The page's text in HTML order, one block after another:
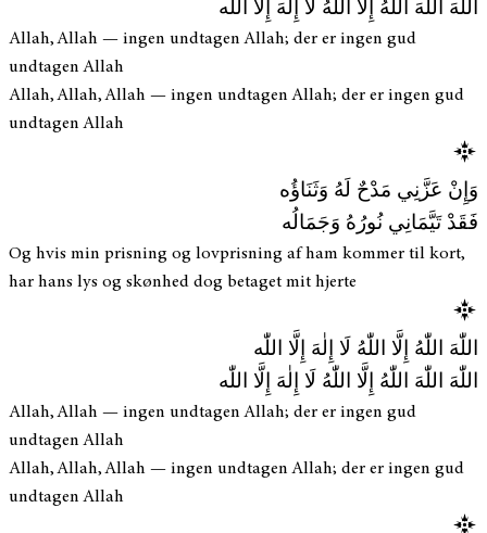
اللّٰهَ اللّٰهَ اللّٰهُ إِلَّا اللّٰهُ لَا إِلٰهَ إِلَّا اللّٰه
Allah, Allah — ingen undtagen Allah; der er ingen gud
undtagen Allah
Allah, Allah, Allah — ingen undtagen Allah; der er ingen gud
undtagen Allah
وَإِنْ عَزَّنِي مَدْحٌ لَهُ وَثَنَاؤُه
فَقَدْ تَيَّمَانِي نُورُهُ وَجَمَالُه
Og hvis min prisning og lovprisning af ham kommer til kort,
har hans lys og skønhed dog betaget mit hjerte
اللّٰهَ اللّٰهُ إِلَّا اللّٰهُ لَا إِلٰهَ إِلَّا اللّٰه
اللّٰهَ اللّٰهَ اللّٰهُ إِلَّا اللّٰهُ لَا إِلٰهَ إِلَّا اللّٰه
Allah, Allah — ingen undtagen Allah; der er ingen gud
undtagen Allah
Allah, Allah, Allah — ingen undtagen Allah; der er ingen gud
undtagen Allah